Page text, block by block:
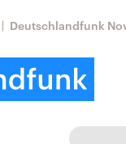
Deutschlandfunk